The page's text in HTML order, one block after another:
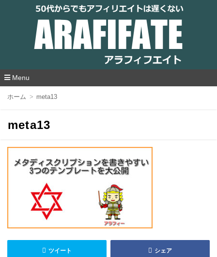
アラフィフエイト｜ 50代からでもアフィリ
エイトは遅くない
Menu
移
ホーム meta13
meta13
ツイート シェア